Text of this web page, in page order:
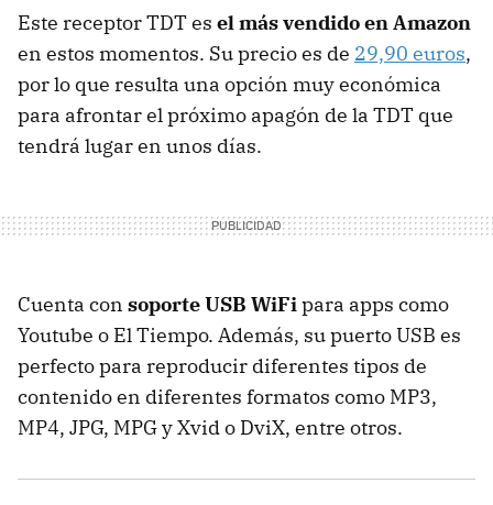
Este receptor TDT es el más vendido en Amazon
en estos momentos. Su precio es de 29,90 euros,
por lo que resulta una opción muy económica
para afrontar el próximo apagón de la TDT que
tendrá lugar en unos días.
Cuenta con soporte USB WiFipara apps como
Youtube o El Tiempo. Además, su puerto USB es
perfecto para reproducir diferentes tipos de
contenido en diferentes formatos como MP3,
MP4, JPG, MPG y Xvid o DviX, entre otros.